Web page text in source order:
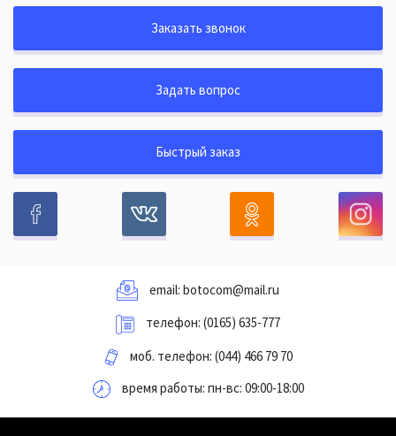
Заказать звонок
Задать вопрос
Быстрый заказ
email: botocom@mail.ru
телефон: (0165) 635-777
моб. телефон: (044) 466 79 70
время работы: пн-вс: 09:00-18:00